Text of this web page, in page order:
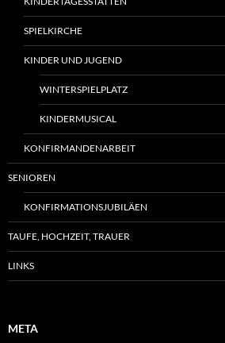
SPIELKIRCHE
KINDER UND JUGEND
WINTERSPIELPLATZ
KINDERMUSICAL
KONFIRMANDENARBEIT
SENIOREN
KONFIRMATIONSJUBILÄEN
TAUFE, HOCHZEIT, TRAUER
LINKS
META